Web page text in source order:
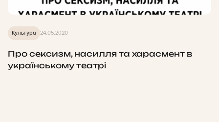
Культура 24.05.2020
Про сексизм, насилля та харасмент в
українському театрі